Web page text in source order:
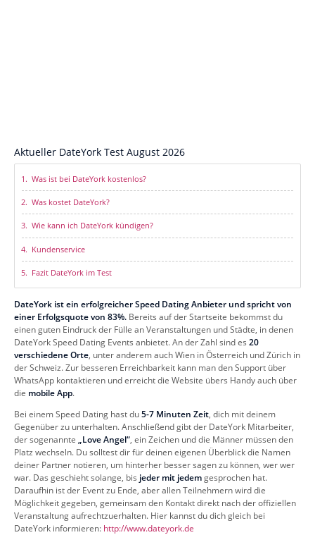
Aktueller DateYork Test August 2026
Was ist bei DateYork kostenlos?
Was kostet DateYork?
Wie kann ich DateYork kündigen?
Kundenservice
Fazit DateYork im Test
DateYork ist ein erfolgreicher Speed Dating Anbieter und spricht von
einer Erfolgsquote von 83%. Bereits auf der Startseite bekommst du
einen guten Eindruck der Fülle an Veranstaltungen und Städte, in denen
DateYork Speed Dating Events anbietet. An der Zahl sind es 20
verschiedene Orte, unter anderem auch Wien in Österreich und Zürich in
der Schweiz. Zur besseren Erreichbarkeit kann man den Support über
WhatsApp kontaktieren und erreicht die Website übers Handy auch über
die mobile App.
Bei einem Speed Dating hast du5-7 Minuten Zeit, dich mit deinem
Gegenüber zu unterhalten. Anschließend gibt der DateYork Mitarbeiter,
der sogenannte „Love Angel“, ein Zeichen und die Männer müssen den
Platz wechseln. Du solltest dir für deinen eigenen Überblick die Namen
deiner Partner notieren, um hinterher besser sagen zu können, wer wer
war. Das geschieht solange, bis jeder mit jedemgesprochen hat.
Daraufhin ist der Event zu Ende, aber allen Teilnehmern wird die
Möglichkeit gegeben, gemeinsam den Kontakt direkt nach der offiziellen
Veranstaltung aufrechtzuerhalten. Hier kannst du dich gleich bei
DateYork informieren: http://www.dateyork.de